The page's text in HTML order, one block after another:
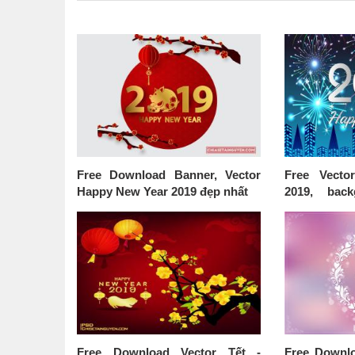
Free Download Banner, Vector
Happy New Year 2019 đẹp nhất
Free
2019,
Free Download Vector Tết - Free